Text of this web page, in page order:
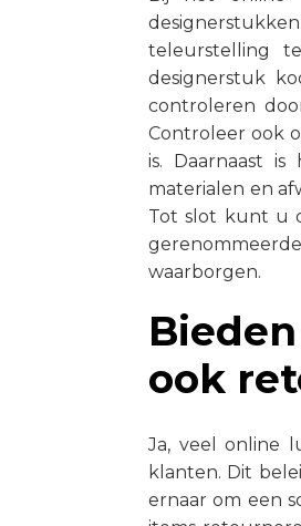
teleurstelling
designerstuk
controleren
Controleer ook
is. Daarnaast
materialen en
Tot slot kunt u
waarborgen.
ook
Ja, veel online
klanten. Dit
ernaar om een